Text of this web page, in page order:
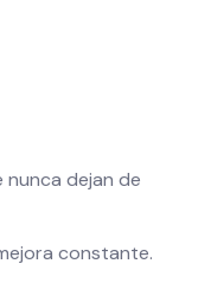
dejan de
constante.